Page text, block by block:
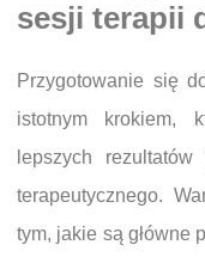
sesji terapii
Przygotowanie się
istotnym krokiem,
lepszych
terapeutycznego.
tym, jakie są główne